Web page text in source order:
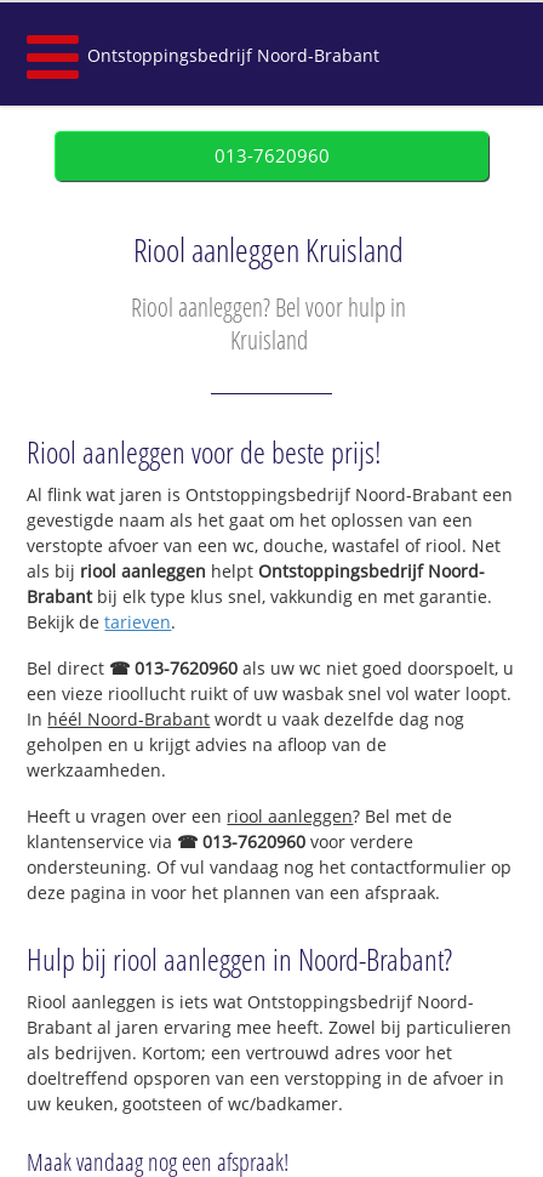
Ontstoppingsbedrijf Noord-Brabant
013-7620960
Riool aanleggen Kruisland
Riool aanleggen? Bel voor hulp in
Kruisland
Riool aanleggen voor de beste prijs!
Al flink wat jaren is Ontstoppingsbedrijf Noord-Brabant een
gevestigde naam als het gaat om het oplossen van een
verstopte afvoer van een wc, douche, wastafel of riool. Net
als bij riool aanleggen helptOntstoppingsbedrijf Noord-
Brabantbij elk type klus snel, vakkundig en met garantie.
Bekijk detarieven.
Bel direct ☎ 013-7620960 als uw wc niet goed doorspoelt, u
een vieze rioollucht ruikt of uw wasbak snel vol water loopt.
In héél Noord-Brabant wordt u vaak dezelfde dag nog
geholpen en u krijgt advies na afloop van de
werkzaamheden.
Heeft u vragen over een riool aanleggen? Bel met de
klantenservice via ☎ 013-7620960 voor verdere
ondersteuning. Of vul vandaag nog het contactformulier op
deze pagina in voor het plannen van een afspraak.
Hulp bij riool aanleggen in Noord-Brabant?
Riool aanleggen is iets wat Ontstoppingsbedrijf Noord-
Brabant al jaren ervaring mee heeft. Zowel bij particulieren
als bedrijven. Kortom; een vertrouwd adres voor het
doeltreffend opsporen van een verstopping in de afvoer in
uw keuken, gootsteen of wc/badkamer.
Maak vandaag nog een afspraak!